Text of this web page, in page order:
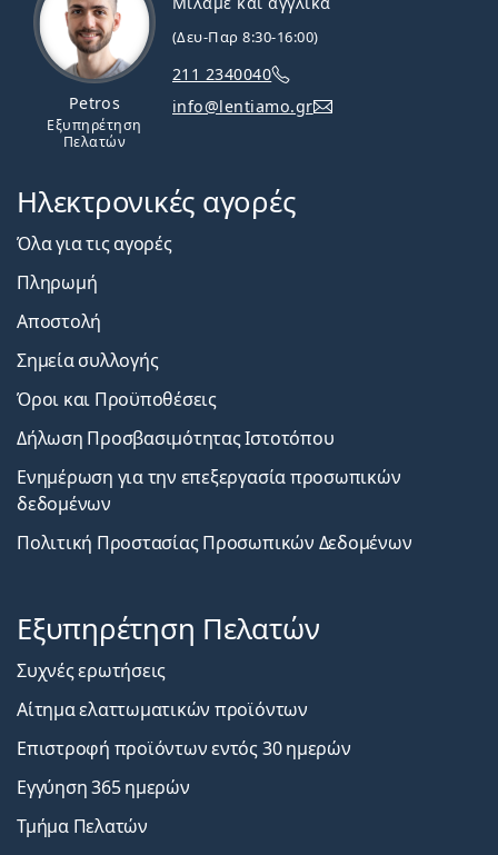
Petros
Εξυπηρέτηση
Πελατών
(Δευ-Παρ 8:30-16:00)
211 2340040
info@lentiamo.gr
Ηλεκτρονικές αγορές
Όλα για τις αγορές
Πληρωμή
Αποστολή
Σημεία συλλογής
Όροι και Προϋποθέσεις
Δήλωση Προσβασιμότητας Ιστοτόπου
Ενημέρωση για την επεξεργασία προσωπικών
δεδομένων
Πολιτική Προστασίας Προσωπικών Δεδομένων
Εξυπηρέτηση Πελατών
Συχνές ερωτήσεις
Αίτημα ελαττωματικών προϊόντων
Επιστροφή προϊόντων εντός 30 ημερών
Εγγύηση 365 ημερών
Τμήμα Πελατών